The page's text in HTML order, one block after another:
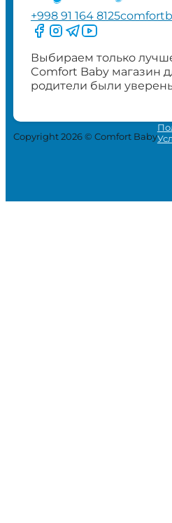
+998 91 164 8125
Следите за нами на
Следите за нами в
Следите за нами в
Следите за
Выбираем только
Comfort Baby магазин
родители были
Copyright 2026 © Comfort Baby